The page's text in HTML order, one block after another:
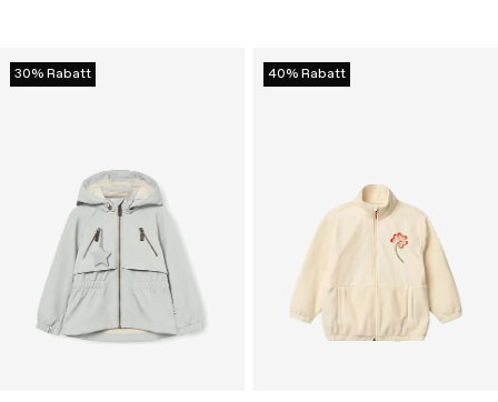
30% Rabatt 40% Rabatt